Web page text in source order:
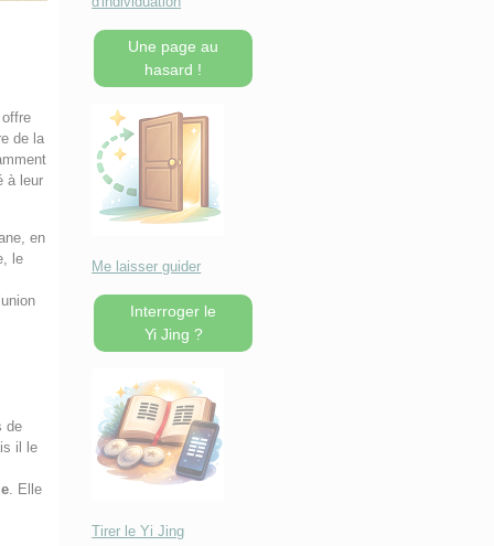
de la
à leur
en
le
de
il le
. Elle
Une page au
hasard !
Me laisser guider
Interroger le
Yi Jing ?
Tirer le Yi Jing